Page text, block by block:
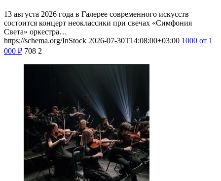
13 августа 2026 года в Галерее современного искусств
состоится концерт неоклассики при свечах «Симфония
Света» оркестра…
https://schema.org/InStock 2026-07-30T14:08:00+03:00 1000 от 1
000 ₽ 708 2